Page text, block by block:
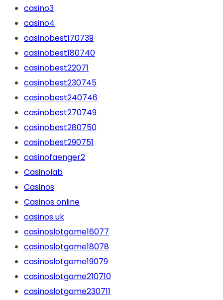
casino3
casino4
casinobest170739
casinobest180740
casinobest22071
casinobest230745
casinobest240746
casinobest270749
casinobest280750
casinobest290751
casinofaenger2
Casinolab
Casinos
Casinos online
casinos uk
casinoslotgame16077
casinoslotgame18078
casinoslotgame19079
casinoslotgame210710
casinoslotgame230711